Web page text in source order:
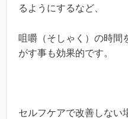
るようにするなど、
咀嚼（そしゃく）の時間
がす事も効果的です。
セルフケアで改善しない